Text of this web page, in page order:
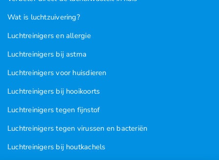
Wat is luchtzuivering?
Luchtreinigers en allergie
Luchtreinigers bij astma
Luchtreinigers voor huisdieren
Luchtreinigers bij hooikoorts
Luchtreinigers tegen fijnstof
Luchtreinigers tegen virussen en bacteriën
Luchtreinigers bij houtkachels